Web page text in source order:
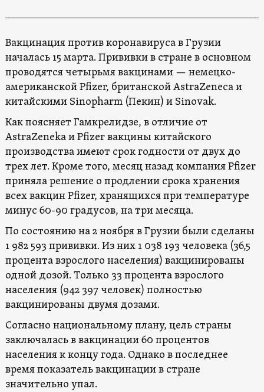
Вакцинация против коронавируса в Грузии
началась 15 марта. Прививки в стране в основном
проводятся четырьмя вакцинами — немецко-
американской Pfizer, британской AstraZeneca и
китайскими Sinopharm (Пекин) и Sinovak.
Как поясняет Гамкрелидзе, в отличие от
AstraZeneka и Pfizer вакцины китайского
производства имеют срок годности от двух до
трех лет. Кроме того, месяц назад компания Pfizer
приняла решение о продлении срока хранения
всех вакцин Pfizer, хранящихся при температуре
минус 60-90 градусов, на три месяца.
По состоянию на 2 ноября в Грузии были сделаны
1 982 593 прививки. Из них 1 038 193 человека (36,5
процента взрослого населения) вакцинированы
одной дозой. Только 33 процента взрослого
населения (942 397 человек) полностью
вакцинированы двумя дозами.
Согласно национальному плану, цель страны
заключалась в вакцинации 60 процентов
населения к концу года. Однако в последнее
время показатель вакцинации в стране
значительно упал.